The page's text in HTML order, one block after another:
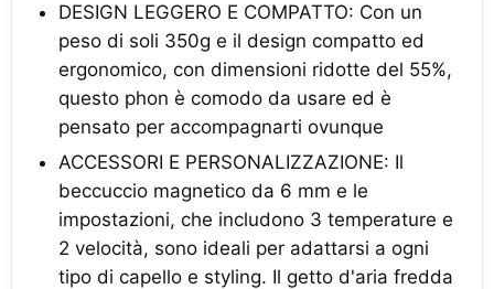
DESIGN LEGGERO E COMPATTO: Con un
peso di soli 350g e il design compatto ed
ergonomico, con dimensioni ridotte del 55%,
questo phon è comodo da usare ed è
pensato per accompagnarti ovunque
ACCESSORI E PERSONALIZZAZIONE: Il
beccuccio magnetico da 6 mm e le
impostazioni, che includono 3 temperature e
2 velocità, sono ideali per adattarsi a ogni
tipo di capello e styling. Il getto d'aria fredda